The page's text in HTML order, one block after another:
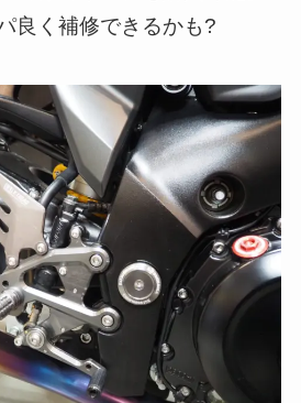
良く補修できるかも?